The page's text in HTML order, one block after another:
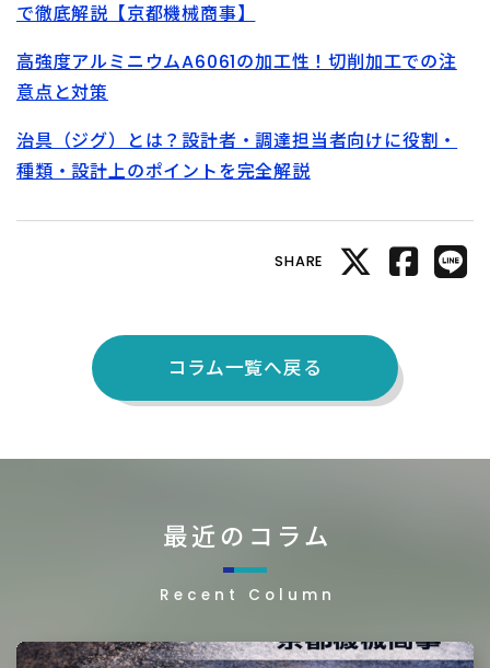
で徹底解説【京都機械商事】
高強度アルミニウムA6061の加工性！切削加工での注
意点と対策
治具（ジグ）とは？設計者・調達担当者向けに役割・
種類・設計上のポイントを完全解説
SHARE
コラム一覧へ戻る
最近のコラム
Recent Column